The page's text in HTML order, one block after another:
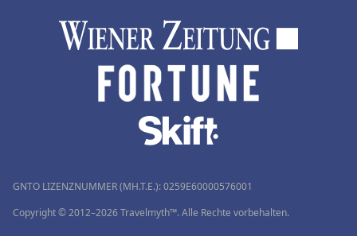
GNTO LIZENZNUMMER (MH.T.E.): 0259Ε60000576001
Copyright © 2012–2026 Travelmyth™. Alle Rechte vorbehalten.